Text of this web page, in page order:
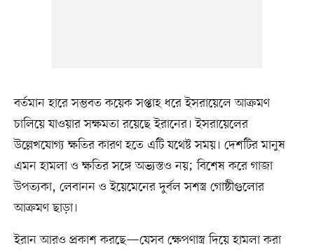
বর্তমান হারে সম্ভবত কয়েক সপ্তাহ ধরে ইসরায়েলে আক্রমণ
চালিয়ে যাওয়ার সক্ষমতা রয়েছে ইরানের। ইসরায়েলের
উল্লেখযোগ্য ক্ষতির কারণ হতে এটি যথেষ্ট সময়। দেশটির মানুষ
এমন হামলা ও ক্ষতির সঙ্গে অভ্যস্তও নয়; বিশেষ করে গাজা
উপত্যকা, লেবানন ও ইয়েমেনের দুর্বল সশস্ত্র গোষ্ঠীগুলোর
আক্রমণ ছাড়া।
ইরান আরও প্রকাশ করছে—যেসব ক্ষেপণাস্ত্র দিয়ে হামলা করা